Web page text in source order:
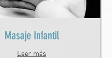
Masaje Infantil
Leer más